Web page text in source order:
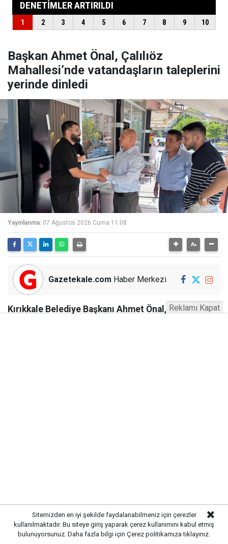
Başkan Ahmet Önal, Çalılıöz
Mahallesi’nde vatandaşların taleplerini
yerinde dinledi
Yayınlanma: 07 Ağustos 2026 Cuma 11:08
Gazetekale.com Haber Merkezi
Kırıkkale Belediye Başkanı Ahmet Önal, Çalılıöz
Sitemizden en iyi şekilde faydalanabilmeniz için çerezler
kullanılmaktadır. Bu siteye giriş yaparak çerez kullanımını kabul etmiş
bulunuyorsunuz. Daha fazla bilgi için Çerez politikamıza tıklayınız.
Reklamı Kapat